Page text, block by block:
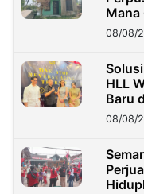
Kini?
08/08/
HLL
Baru
08/08/